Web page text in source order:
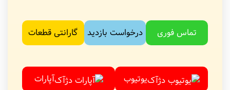
تماس فوری درخواست بازدید گارانتی قطعات
یوتیوب آپارات